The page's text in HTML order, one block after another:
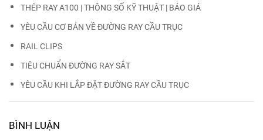
THÉP RAY A100 | THÔNG SỐ KỸ THUẬT | BÁO GIÁ
YÊU CẦU CƠ BẢN VỀ ĐƯỜNG RAY CẦU TRỤC
RAIL CLIPS
TIÊU CHUẨN ĐƯỜNG RAY SẮT
YÊU CẦU KHI LẮP ĐẶT ĐƯỜNG RAY CẦU TRỤC
BÌNH LUẬN